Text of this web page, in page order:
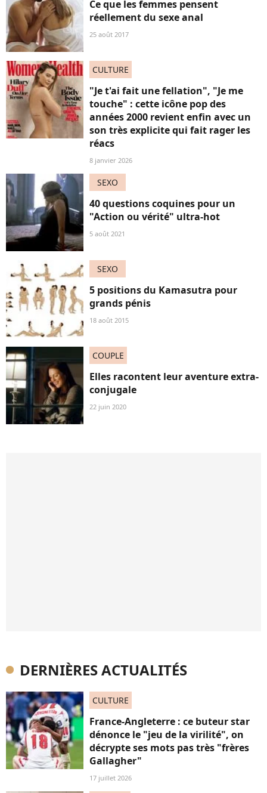
Ce que les femmes pensent
réellement du sexe anal
25 août 2017
CULTURE
"Je t'ai fait une fellation", "Je me
touche" : cette icône pop des
années 2000 revient enfin avec un
son très explicite qui fait rager les
réacs
8 janvier 2026
SEXO
40 questions coquines pour un
"Action ou vérité" ultra-hot
5 août 2021
SEXO
5 positions du Kamasutra pour
grands pénis
18 août 2015
COUPLE
Elles racontent leur aventure extra-
conjugale
22 juin 2020
DERNIÈRES ACTUALITÉS
CULTURE
France-Angleterre : ce buteur star
dénonce le "jeu de la virilité", on
décrypte ses mots pas très "frères
Gallagher"
17 juillet 2026